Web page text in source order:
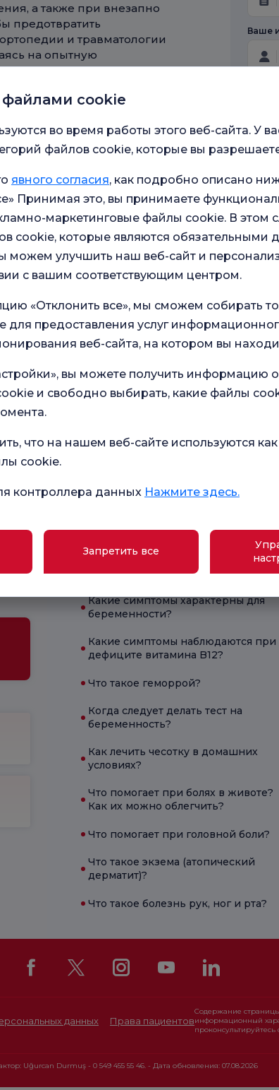
а также при внезапно
предотвратить
и травматологии
на опытную
инфраструктуру.
оценку широкого
и вывихи до травм
в спине и шее. Работая в
визуализации
и можем
вмешательстве,
медицинское
пройти осмотр в часы пик
а не в отделение
усилить боль или
доступ к экспертной
Ваше
всем вопросам,
наша команда
Вы можете
подробной информации и
Ваше
для
Я
Текущее состояние здоровья
Что помогает при диарее?
Какие симптомы характерны для
беременности?
Какие симптомы наблюдаются при
дефиците витамина B12?
Что такое геморрой?
Когда следует делать тест на
беременность?
Как лечить чесотку в домашних
условиях?
Что помогает при болях в животе?
Как их можно облегчить?
Что помогает при головной боли?
Что такое экзема (атопический
дерматит)?
Что такое болезнь рук, ног и рта?
данных Права пациентов
Содержание
информационный
Uğurcan Durmuş - 0 549 455 55 46. - Дата обновления: 07.08.2026
cookie
во время работы этого веб-сайта. У
файлов cookie, которые вы
явного согласия, как подробно описано
Принимая это, вы принимаете
маркетинговые файлы cookie. В этом
cookie, которые являются обязательными
можем улучшить наш веб-сайт и
с вашим соответствующим центром.
«Отклонить все», мы сможем собирать
для предоставления услуг
веб-сайта, на котором вы
вы можете получить информацию
и свободно выбирать, какие файлы
что на нашем веб-сайте используются
cookie.
контроллера данных Нажмите здесь.
Запретить все